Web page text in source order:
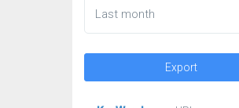
Last month
Export